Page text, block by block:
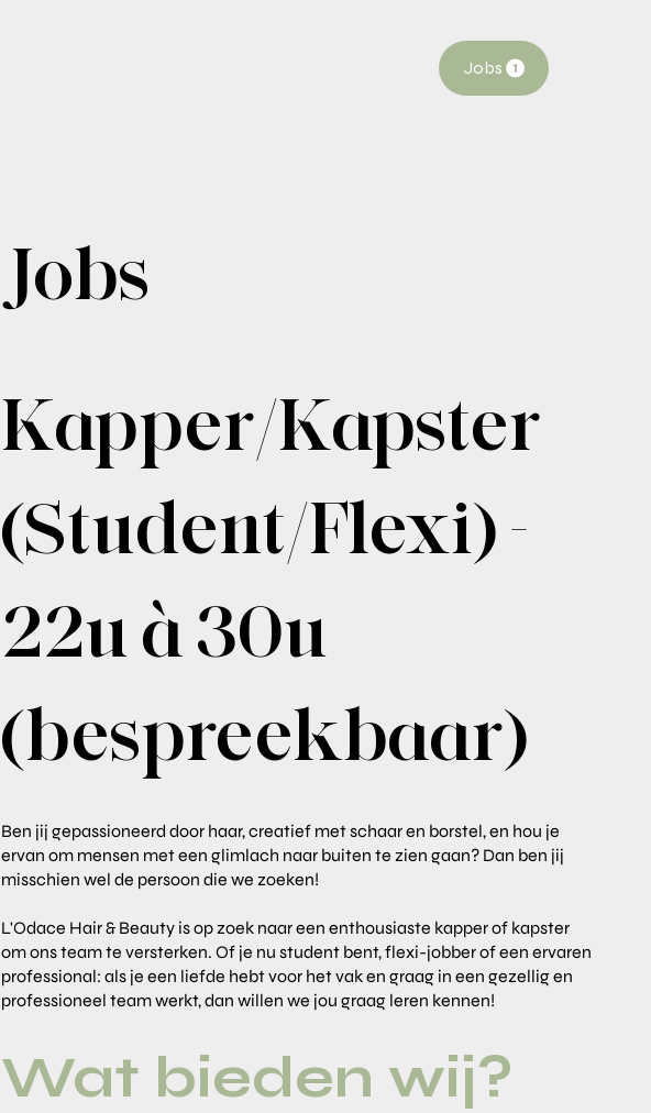
Jobs
Jobs
Kapper/Kapster
(Student/Flexi) -
22u à 30u
(bespreekbaar)
Ben jij gepassioneerd door haar, creatief met schaar en borstel, en hou je
ervan om mensen met een glimlach naar buiten te zien gaan? Dan ben jij
misschien wel de persoon die we zoeken!
L'Odace Hair & Beauty is op zoek naar een enthousiaste kapper of kapster
om ons team te versterken. Of je nu student bent, flexi-jobber of een ervaren
professional: als je een liefde hebt voor het vak en graag in een gezellig en
professioneel team werkt, dan willen we jou graag leren kennen!
Wat bieden wij?